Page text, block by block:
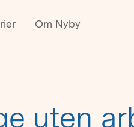
Om Nyby
uten